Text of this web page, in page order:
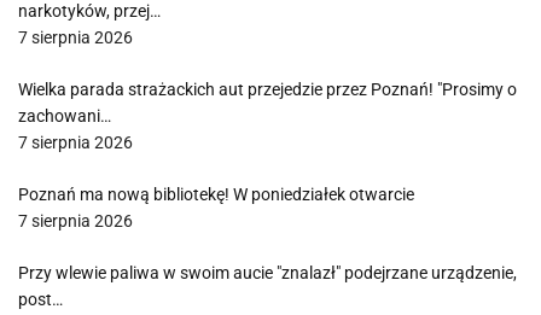
narkotyków, przej…
7 sierpnia 2026
Wielka parada strażackich aut przejedzie przez Poznań! "Prosimy o
zachowani…
7 sierpnia 2026
Poznań ma nową bibliotekę! W poniedziałek otwarcie
7 sierpnia 2026
Przy wlewie paliwa w swoim aucie "znalazł" podejrzane urządzenie,
post…